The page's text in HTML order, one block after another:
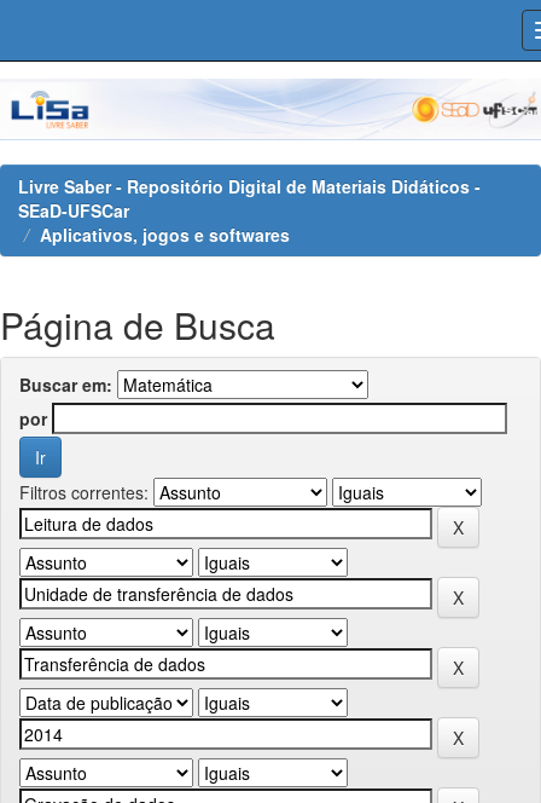
navigation
Livre Saber - Repositório Digital de Materiais Didáticos -
SEaD-UFSCar
Aplicativos, jogos e softwares
Página de Busca
Buscar em:
por
Filtros correntes: